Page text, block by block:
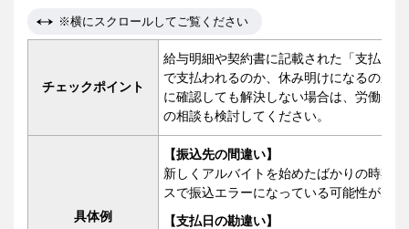
※横にスクロールしてご覧ください
チェックポイント
給与明細や契約書に記載された「支払日
で支払われるのか、休み明けになるのか
に確認しても解決しない場合は、労働基
の相談も検討してください。
具体例
【振込先の間違い】
新しくアルバイトを始めたばかりの時期
スで振込エラーになっている可能性があ
【支払日の勘違い】